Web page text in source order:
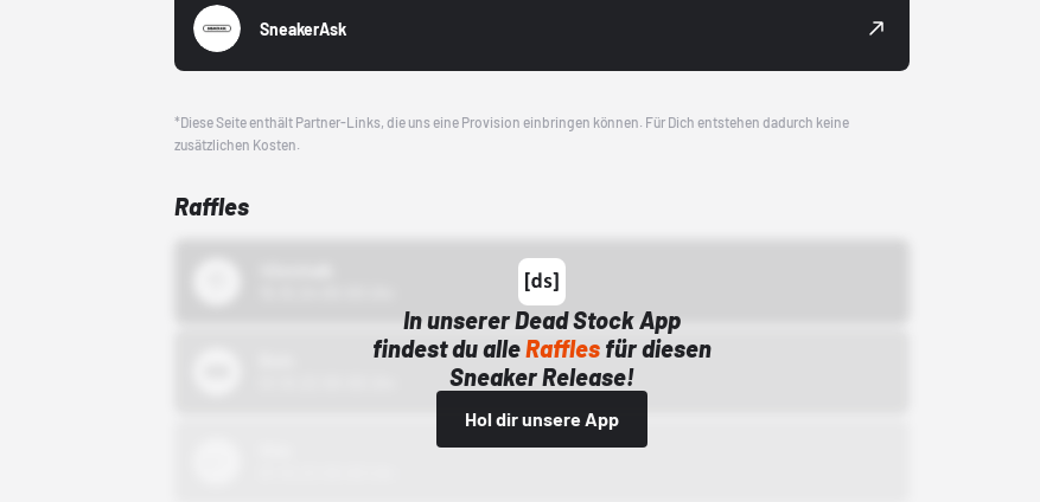
SneakerAsk
*Diese Seite enthält Partner-Links, die uns eine Provision einbringen können. Für Dich entstehen dadurch keine
zusätzlichen Kosten.
Raffles
In unserer Dead Stock App
findest du alleRaffles für diesen
Sneaker Release!
Hol dir unsere App